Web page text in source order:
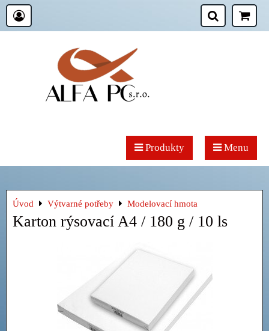
Produkty Menu
Úvod Výtvarné potřeby Modelovací hmota
Karton rýsovací A4 / 180 g / 10 ls